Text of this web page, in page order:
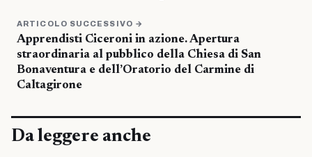
ARTICOLO SUCCESSIVO →
Apprendisti Ciceroni in azione. Apertura
straordinaria al pubblico della Chiesa di San
Bonaventura e dell’Oratorio del Carmine di
Caltagirone
Da leggere anche